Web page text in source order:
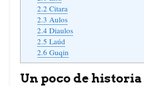
2.2 Citara
2.3 Aulos
2.4Diaulos
2.5 Laúd
2.6 Guqin
Un poco de historia